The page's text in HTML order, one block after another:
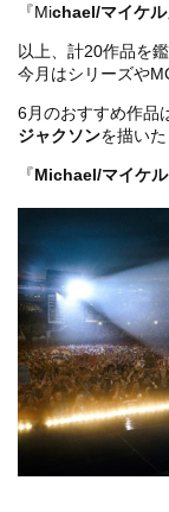
『Michael/マイケル
以上、計20作品を
今月はシリーズや
6月のおすすめ作品
ジャクソンを描いた
『Michael/マイケル